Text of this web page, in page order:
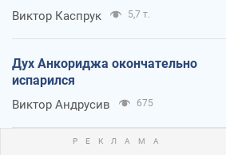
Виктор Каспрук 5,7 т.
Дух Анкориджа окончательно
испарился
Виктор Андрусив 675